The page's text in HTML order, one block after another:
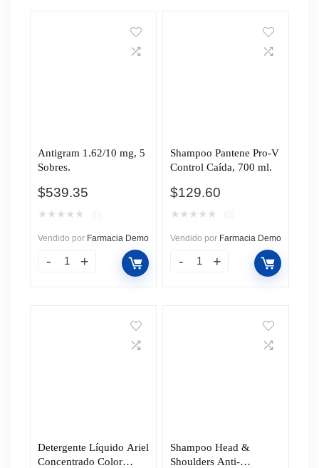
Antigram 1.62/10 mg, 5
Sobres.
$539.35
★ ★ ★ ★ ★
Vendido por Farmacia Demo
Shampoo Pantene Pro-V
Control Caída, 700 ml.
$129.60
★ ★ ★ ★ ★
Vendido por Farmacia Demo
Detergente Líquido Ariel
Concentrado Color
Shampoo Head &
Shoulders Anti-